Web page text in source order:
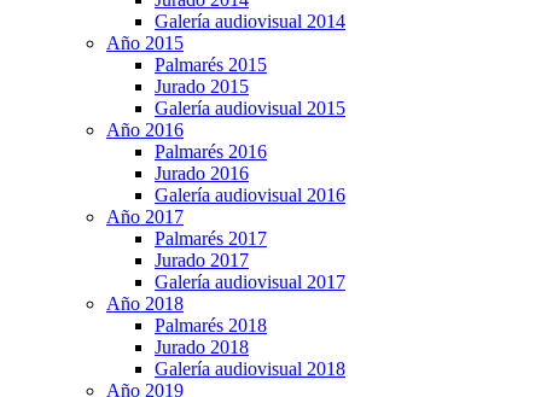
Galería audiovisual 2014
Año 2015
Palmarés 2015
Jurado 2015
Galería audiovisual 2015
Año 2016
Palmarés 2016
Jurado 2016
Galería audiovisual 2016
Año 2017
Palmarés 2017
Jurado 2017
Galería audiovisual 2017
Año 2018
Palmarés 2018
Jurado 2018
Galería audiovisual 2018
Año 2019